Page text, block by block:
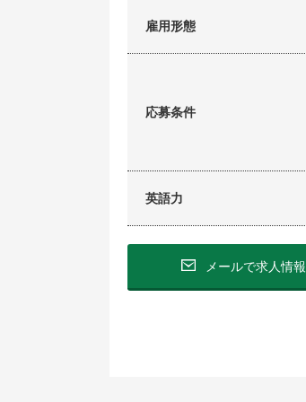
雇用形態
応募条件
英語力
メールで求人情